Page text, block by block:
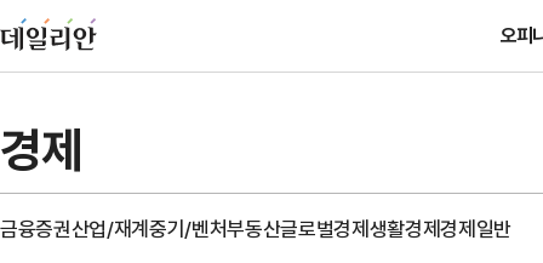
오피
경제
금융증권산업/재계중기/벤처부동산글로벌경제생활경제경제일반